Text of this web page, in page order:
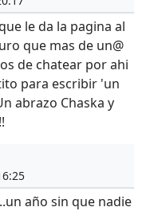
le da la pagina al
que mas de un@
de chatear por ahi
para escribir 'un
abrazo Chaska y
año sin que nadie